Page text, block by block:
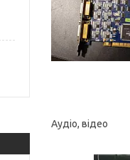
Аудіо, відео